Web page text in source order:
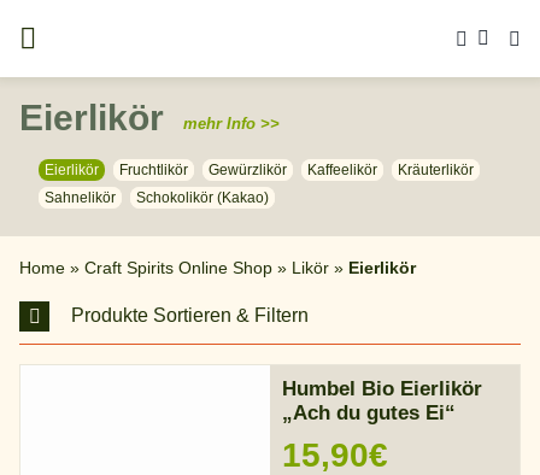
Inhalt
springen
Eierlikör mehr Info >>
Eierlikör Fruchtlikör Gewürzlikör Kaffeelikör
Kräuterlikör
Sahnelikör
Schokolikör (Kakao)
Home» Craft Spirits Online Shop» Likör» Eierlikör
Produkte Sortieren & Filtern
Humbel Bio Eierlikör
„Ach du gutes Ei“
15,90€